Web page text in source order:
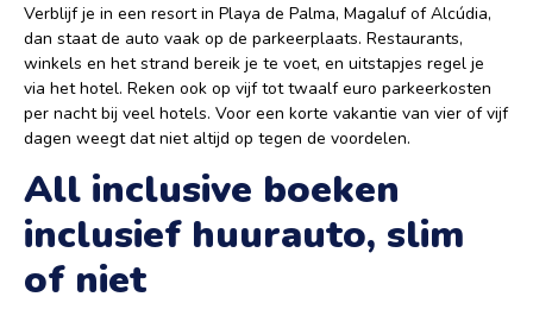
Verblijf je in een resort in Playa de Palma, Magaluf of Alcúdia,
dan staat de auto vaak op de parkeerplaats. Restaurants,
winkels en het strand bereik je te voet, en uitstapjes regel je
via het hotel. Reken ook op vijf tot twaalf euro parkeerkosten
per nacht bij veel hotels. Voor een korte vakantie van vier of vijf
dagen weegt dat niet altijd op tegen de voordelen.
All inclusive boeken
inclusief huurauto, slim
of niet